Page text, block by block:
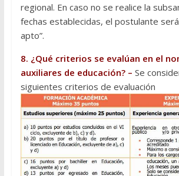
regional. En caso no se realice la
fechas establecidas, el postulante
apto”.
8. ¿Qué criterios se evalúan en el
auxiliares de educación? – Se
siguientes criterios de evaluación